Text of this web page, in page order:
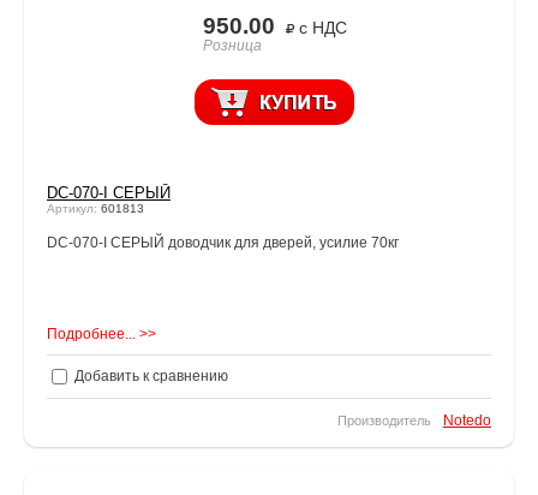
950.00 с НДС
Розница
DC-070-I СЕРЫЙ
Артикул: 601813
DC-070-I СЕРЫЙ доводчик для дверей, усилие 70кг
Подробнее... >>
Добавить к сравнению
Производитель Notedo